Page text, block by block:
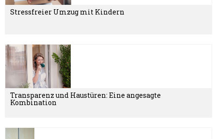
Stressfreier Umzug mit Kindern
Transparenz und Haustüren: Eine angesagte
Kombination